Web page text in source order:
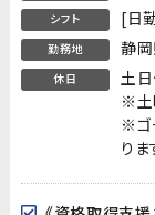
シフト [日
勤務地 静
休日
土
※土
※ゴ
り